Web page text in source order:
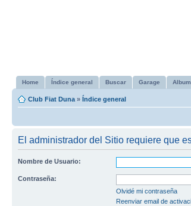
Home Índice general Buscar Garage Album
Club Fiat Duna » Índice general
El administrador del Sitio requiere que
Nombre de Usuario:
Contraseña:
Olvidé mi contraseña
Reenviar email de